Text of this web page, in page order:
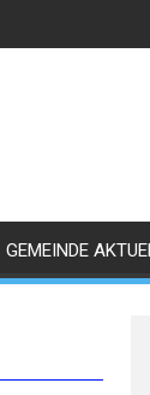
GEMEINDE